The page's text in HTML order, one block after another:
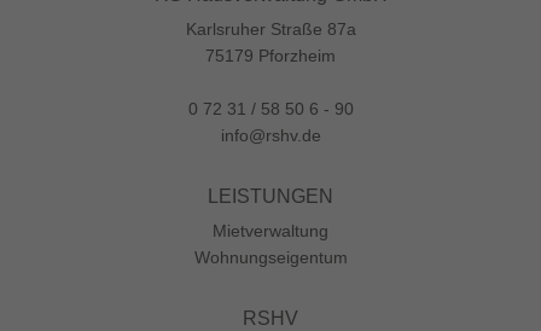
Karlsruher Straße 87a
75179 Pforzheim
0 72 31 / 58 50 6 - 90
info@rshv.de
LEISTUNGEN
Mietverwaltung
Wohnungs­eigentum
RSHV